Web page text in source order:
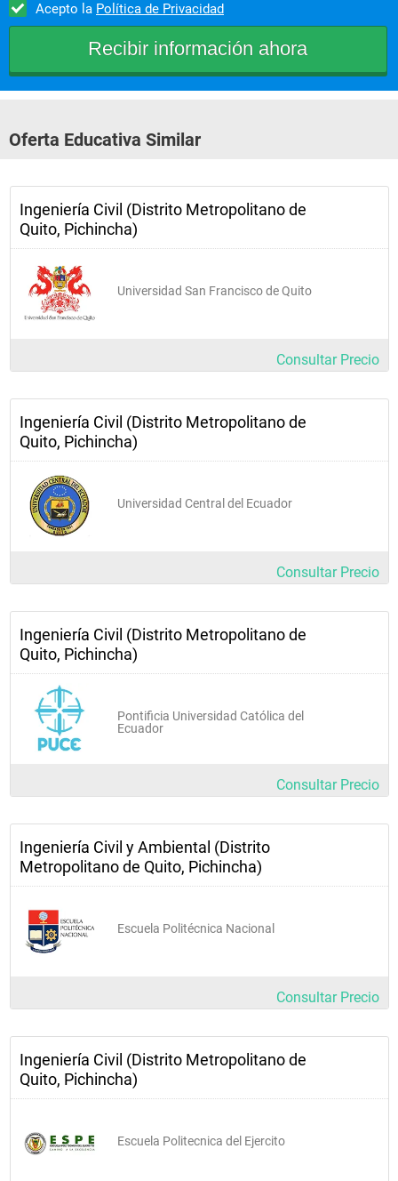
Acepto la Política de Privacidad
Oferta Educativa Similar
Ingeniería Civil (Distrito Metropolitano de
Quito, Pichincha)
Universidad San Francisco de Quito
Consultar Precio
Ingeniería Civil (Distrito Metropolitano de
Quito, Pichincha)
Universidad Central del Ecuador
Consultar Precio
Ingeniería Civil (Distrito Metropolitano de
Quito, Pichincha)
Pontificia Universidad Católica del
Ecuador
Consultar Precio
Ingeniería Civil y Ambiental (Distrito
Metropolitano de Quito, Pichincha)
Escuela Politécnica Nacional
Consultar Precio
Ingeniería Civil (Distrito Metropolitano de
Quito, Pichincha)
Escuela Politecnica del Ejercito